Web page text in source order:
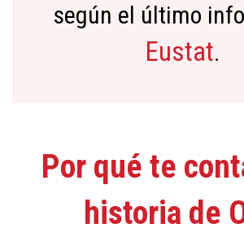
según el último
Eustat.
Por qué te
historia de